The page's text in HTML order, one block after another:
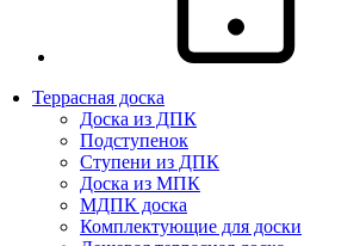
Террасная доска
Доска из ДПК
Подступенок
Ступени из ДПК
Доска из МПК
МДПК доска
Комплектующие для доски